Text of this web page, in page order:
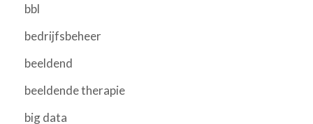
bbl
bedrijfsbeheer
beeldend
beeldende therapie
big data